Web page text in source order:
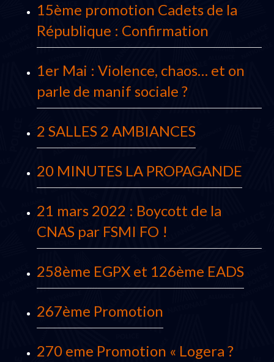
15ème promotion Cadets de la
République : Confirmation
1er Mai : Violence, chaos… et on
parle de manif sociale ?
2 SALLES 2 AMBIANCES
20 MINUTES LA PROPAGANDE
21 mars 2022 : Boycott de la
CNAS par FSMI FO !
258ème EGPX et 126ème EADS
267ème Promotion
270 eme Promotion « Logera ?